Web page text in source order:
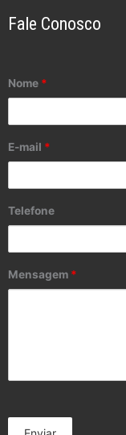
Fale Conosco
Nome *
E-mail *
Telefone
Mensagem *